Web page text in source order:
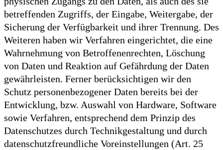
betreffenden Zugriffs, der Eingabe, Weitergabe, der
Sicherung der Verfügbarkeit und ihrer Trennung. Des
Weiteren haben wir Verfahren eingerichtet, die eine
Wahrnehmung von Betroffenenrechten, Löschung
von Daten und Reaktion auf Gefährdung der Daten
gewährleisten. Ferner berücksichtigen wir den
Schutz personenbezogener Daten bereits bei der
Entwicklung, bzw. Auswahl von Hardware, Software
sowie Verfahren, entsprechend dem Prinzip des
Datenschutzes durch Technikgestaltung und durch
datenschutzfreundliche Voreinstellungen (Art. 25